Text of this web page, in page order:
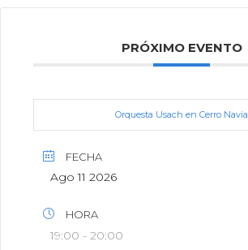
PRÓXIMO EVENTO
Orquesta Usach en Cerro Navia
FECHA
Ago 11 2026
HORA
19:00 - 20:00